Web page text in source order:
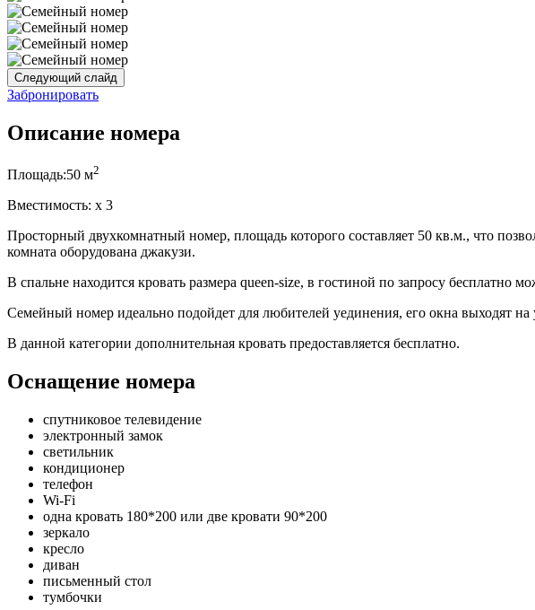
Следующий слайд
Забронировать
Описание номера
Площадь:50 м2
Вместимость: x 3
Просторный двухкомнатный номер, площадь которого составляет 50 кв.м., что
комната оборудована джакузи.
В спальне находится кровать размера queen-size, в гостиной по запросу бесплатно
Семейный номер идеально подойдет для любителей уединения, его окна выходят
В данной категории дополнительная кровать предоставляется бесплатно.
Оснащение номера
спутниковое телевидение
электронный замок
светильник
кондиционер
телефон
Wi-Fi
одна кровать 180*200 или две кровати 90*200
зеркало
кресло
диван
письменный стол
тумбочки